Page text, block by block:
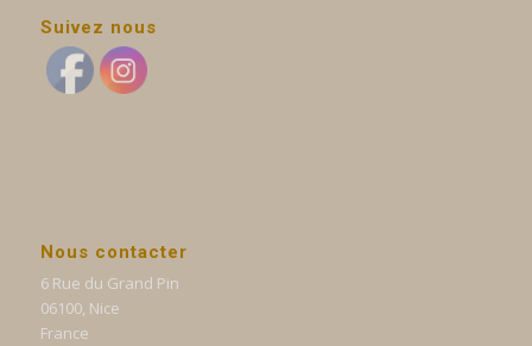
Suivez nous
Nous contacter
6 Rue du Grand Pin
06100, Nice
France